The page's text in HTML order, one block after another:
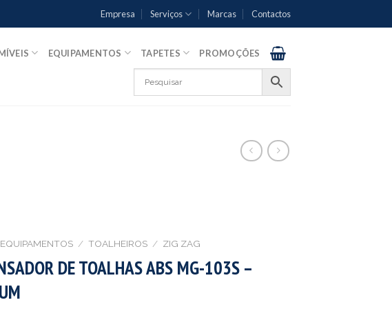
Empresa Serviços Marcas Contactos
EQUIPAMENTOS TAPETES PROMOÇÕES
EQUIPAMENTOS / TOALHEIROS / ZIG ZAG
DE TOALHAS ABS MG-103S –